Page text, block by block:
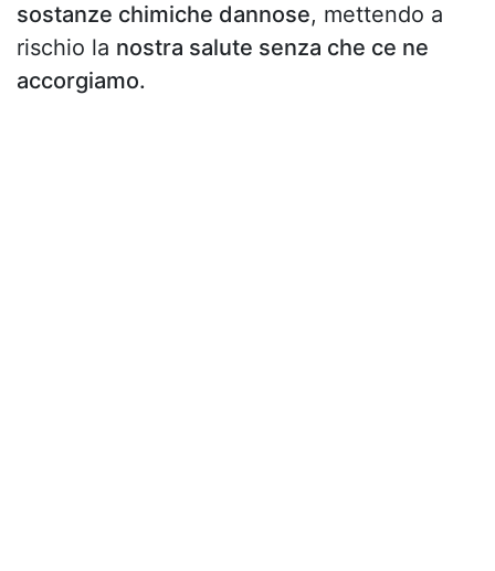
sostanze chimiche dannose, mettendo a
rischio la nostra salute senza che ce ne
accorgiamo.